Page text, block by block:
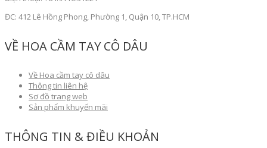
ĐC: 412 Lê Hồng Phong, Phường 1, Quận 10, TP.HCM
VỀ HOA CẦM TAY CÔ DÂU
Về Hoa cầm tay cô dâu
Thông tin liên hệ
Sơ đồ trang web
Sản phẩm khuyến mãi
THÔNG TIN & ĐIỀU KHOẢN